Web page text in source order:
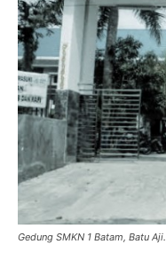
Gedung SMKN 1 Batam, Batu Aji.